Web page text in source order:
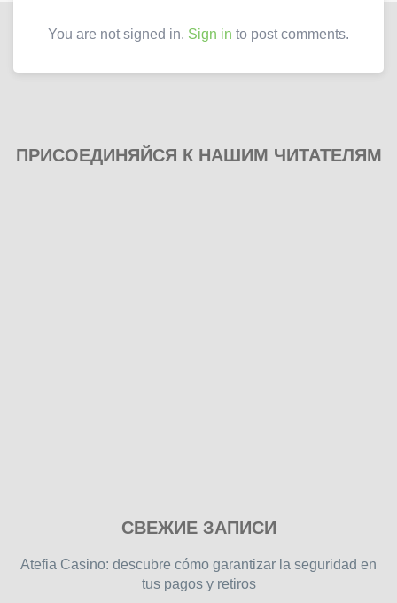
You are not signed in. Sign in to post comments.
ПРИСОЕДИНЯЙСЯ К НАШИМ ЧИТАТЕЛЯМ
free
СВЕЖИЕ ЗАПИСИ
Atefia Casino: descubre cómo garantizar la seguridad en
tus pagos y retiros